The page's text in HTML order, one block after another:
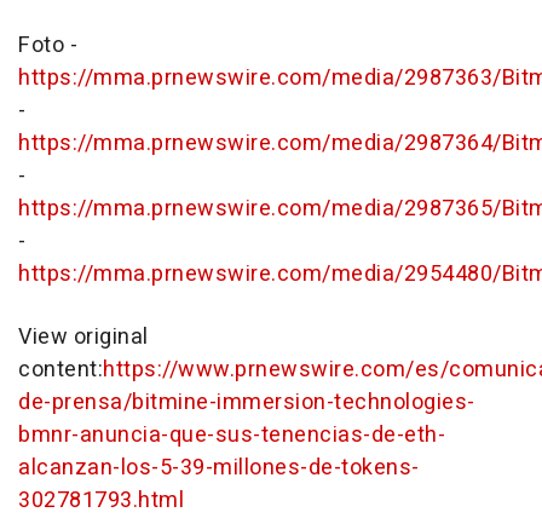
Foto -
https://mma.prnewswire.com/media/2987363/
-
https://mma.prnewswire.com/media/2987364/
-
https://mma.prnewswire.com/media/2987365/
-
https://mma.prnewswire.com/media/2954480/
View original
content:https://www.prnewswire.com/es/
de-prensa/bitmine-immersion-technologies-
bmnr-anuncia-que-sus-tenencias-de-eth-
alcanzan-los-5-39-millones-de-tokens-
302781793.html